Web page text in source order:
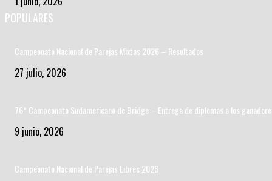
POPULARES
Campeonato Nacional de Parejas Mixtas 2026 – Resultados
27 julio, 2026
76* Campeonato Sudamericano de Bridge – Entrega de diplomas a los
9 junio, 2026
Campeonato Nacional de Parejas Libres 2026